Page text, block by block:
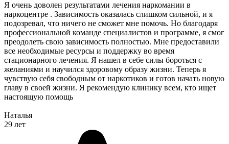
Я очень доволен результатами лечения наркомании в
наркоцентре . Зависимость оказалась слишком сильной, и я
подозревал, что ничего не сможет мне помочь. Но благодаря
профессиональной команде специалистов и программе, я смог
преодолеть свою зависимость полностью. Мне предоставили
все необходимые ресурсы и поддержку во время
стационарного лечения. Я нашел в себе силы бороться с
желаниями и научился здоровому образу жизни. Теперь я
чувствую себя свободным от наркотиков и готов начать новую
главу в своей жизни. Я рекомендую клинику всем, кто ищет
настоящую помощь
Наталья
29 лет